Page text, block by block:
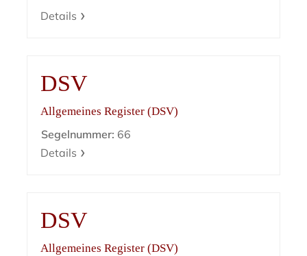
Details
DSV
Allgemeines Register (DSV)
Segelnummer: 66
Details
DSV
Allgemeines Register (DSV)